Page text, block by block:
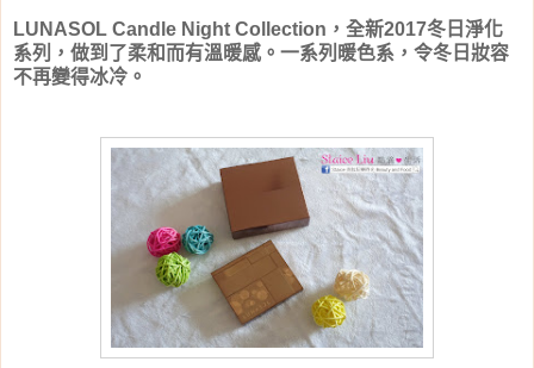
LUNASOL Candle Night Collection，全新2017冬日淨化
系列，做到了柔和而有溫暖感。一系列暖色系，令冬日妝容
不再變得冰冷。